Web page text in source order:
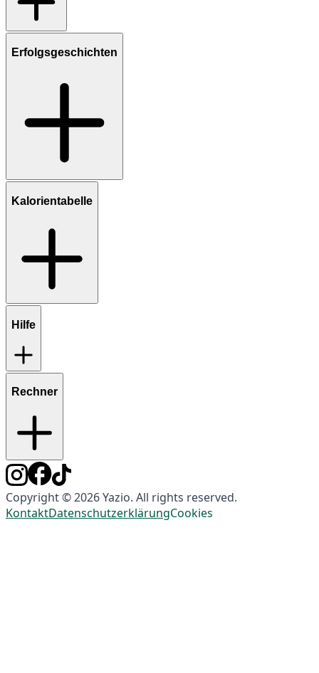
Erfolgsgeschichten
Kalorientabelle
Hilfe
Rechner
Copyright © 2026 Yazio. All rights reserved.
KontaktDatenschutzerklärungCookies